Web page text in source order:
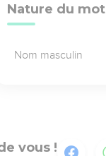
Nature du mot
Nom masculin
vous !